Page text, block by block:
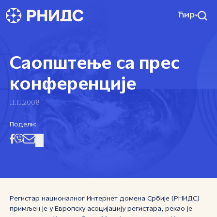
Ћир
Саопштење са прес
конференције
11.11.2008
Подели:
Регистар националног Интернет домена Србије (РНИДС)
примљен је у Европску асоцијацију регистара, рекао је